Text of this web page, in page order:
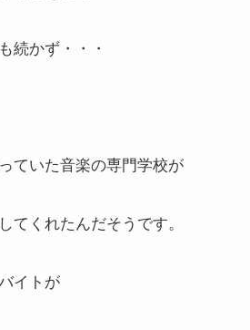
続かず・・・
ていた音楽の専門学校が
てくれたんだそうです。
イトが